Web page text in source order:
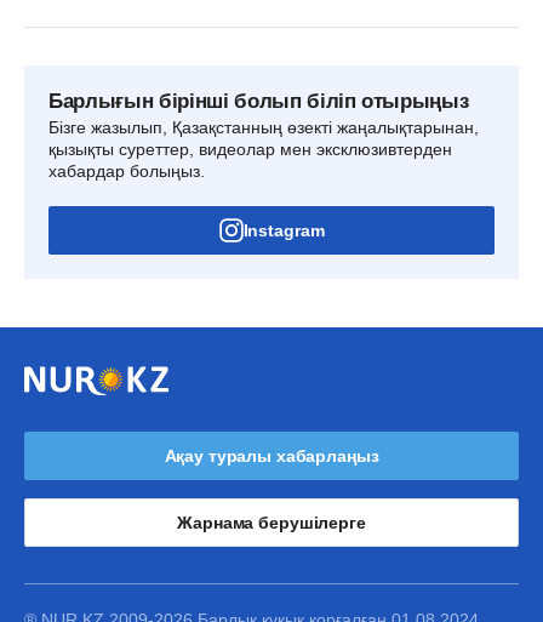
Барлығын бірінші болып біліп отырыңыз
Бізге жазылып, Қазақстанның өзекті жаңалықтарынан,
қызықты суреттер, видеолар мен эксклюзивтерден
хабардар болыңыз.
Instagram
Ақау туралы хабарлаңыз
Жарнама берушілерге